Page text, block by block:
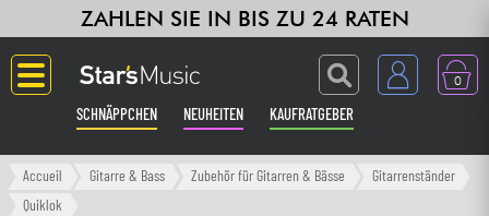
ZAHLEN SIE IN BIS ZU 24 RATEN
0
SCHNÄPPCHEN NEUHEITEN KAUFRATGEBER
Langue
Accueil Gitarre & Bass Zubehör für Gitarren & Bässe
Gitarrenständer
Quiklok